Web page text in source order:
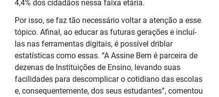
4,4% dos cidadãos nessa faixa etária.
Por isso, se faz tão necessário voltar a atenção a esse
tópico. Afinal, ao educar as futuras gerações e incluí-
las nas ferramentas digitais, é possível driblar
estatísticas como essas. “A Assine Bem é parceira de
dezenas de Instituições de Ensino, levando suas
facilidades para descomplicar o cotidiano das escolas
e, consequentemente, dos seus estudantes”, comentou